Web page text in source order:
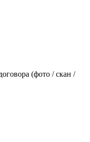
(фото / скан /